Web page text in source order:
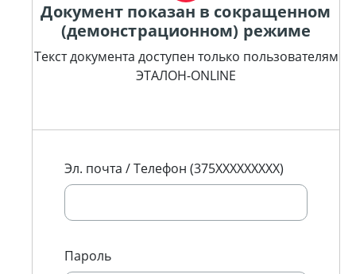
Документ показан в сокращенном
(демонстрационном) режиме
Текст документа доступен только пользователям
ЭТАЛОН-ONLINE
Эл. почта / Телефон (375XXXXXXXXX)
Пароль